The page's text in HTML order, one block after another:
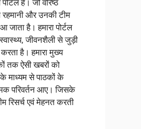
है। जो वरिष्ठ
रहमानी और उनकी टीम
जाता है। हमारा पोर्टल
जीवनशैली से जुड़ी
है। हमारा मुख्य
तक ऐसी खबरों को
माध्यम से पाठकों के
परिवर्तन आए। जिसके
रिसर्च एवं मेहनत करती